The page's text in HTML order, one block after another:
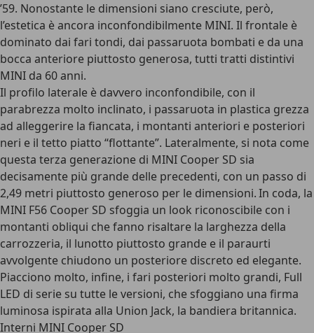
’59. Nonostante le dimensioni siano cresciute, però,
l’estetica è ancora inconfondibilmente MINI. Il frontale è
dominato dai fari tondi, dai passaruota bombati e da una
bocca anteriore piuttosto generosa, tutti tratti distintivi
MINI da 60 anni.
Il profilo laterale è davvero inconfondibile, con il
parabrezza molto inclinato, i passaruota in plastica grezza
ad alleggerire la fiancata, i montanti anteriori e posteriori
neri e il tetto piatto “flottante”. Lateralmente, si nota come
questa terza generazione di MINI Cooper SD sia
decisamente più grande delle precedenti, con un passo di
2,49 metri piuttosto generoso per le dimensioni. In coda, la
MINI F56 Cooper SD sfoggia un look riconoscibile con i
montanti obliqui che fanno risaltare la larghezza della
carrozzeria, il lunotto piuttosto grande e il paraurti
avvolgente chiudono un posteriore discreto ed elegante.
Piacciono molto, infine, i fari posteriori molto grandi, Full
LED di serie su tutte le versioni, che sfoggiano una firma
luminosa ispirata alla Union Jack, la bandiera britannica.
Interni MINI Cooper SD